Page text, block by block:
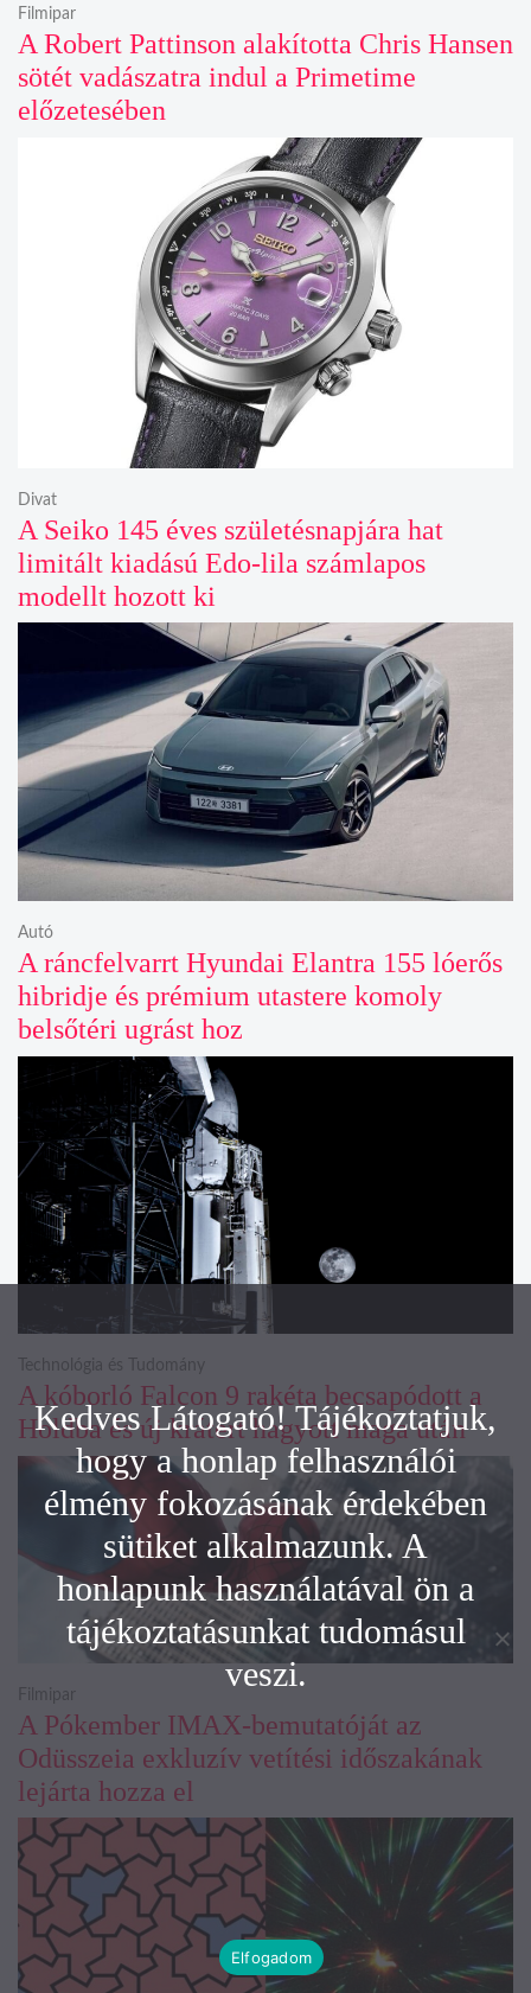
A Robert Pattinson alakította Chris Hansen
sötét vadászatra indul a Primetime
előzetesében
Filmipar
A Seiko 145 éves születésnapjára hat
limitált kiadású Edo-lila számlapos
modellt hozott ki
Divat
A ráncfelvarrt Hyundai Elantra 155 lóerős
hibridje és prémium utastere komoly
belsőtéri ugrást hoz
Autó
A kóborló Falcon 9 rakéta becsapódott a
Holdba és új krátert hagyott maga után
Technológia és Tudomány
A Pókember IMAX-bemutatóját az
Odüsszeia exkluzív vetítési időszakának
lejárta hozza el
Filmipar
Kedves Látogató! Tájékoztatjuk,
hogy a honlap felhasználói
élmény fokozásának érdekében
sütiket alkalmazunk. A
honlapunk használatával ön a
tájékoztatásunkat tudomásul
veszi.
Elfogadom